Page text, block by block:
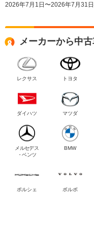
2026年7月1日〜2026年7月31日
メーカーから中
レクサス トヨタ
ダイハツ マツダ
メルセデス
・ベンツ
BMW
ポルシェ ボルボ